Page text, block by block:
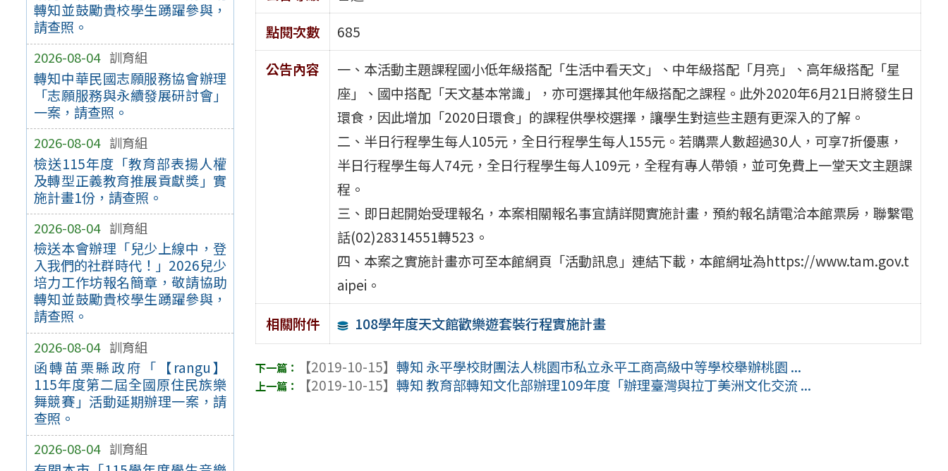
轉知並鼓勵貴校學生踴躍參與，
請查照。
2026-08-04 訓育組
轉知中華民國志願服務協會辦理
「志願服務與永續發展研討會」
一案，請查照。
2026-08-04 訓育組
檢送115年度「教育部表揚人權
及轉型正義教育推展貢獻獎」實
施計畫1份，請查照。
2026-08-04 訓育組
檢送本會辦理「兒少上線中，登
入我們的社群時代！」2026兒少
培力工作坊報名簡章，敬請協助
轉知並鼓勵貴校學生踴躍參與，
請查照。
2026-08-04 訓育組
函轉苗栗縣政府「【rangu】
115年度第二屆全國原住民族樂
舞競賽」活動延期辦理一案，請
查照。
2026-08-04 訓育組
點閱次數
685
公告內容
一、本活動主題課程國小低年級搭配「生活中看天文」、中年級搭配「月亮」、高年級搭配「星
座」、國中搭配「天文基本常識」，亦可選擇其他年級搭配之課程。此外2020年6月21日將發生日
環食，因此增加「2020日環食」的課程供學校選擇，讓學生對這些主題有更深入的了解。
二、半日行程學生每人105元，全日行程學生每人155元。若購票人數超過30人，可享7折優惠，
半日行程學生每人74元，全日行程學生每人109元，全程有專人帶領，並可免費上一堂天文主題課
程。
三、即日起開始受理報名，本案相關報名事宜請詳閱實施計畫，預約報名請電洽本館票房，聯繫電
話(02)28314551轉523。
四、本案之實施計畫亦可至本館網頁「活動訊息」連結下載，本館網址為https://www.tam.gov.t
aipei。
相關附件
108學年度天文館歡樂遊套裝行程實施計畫
【2019-10-15】轉知 永平學校財團法人桃園市私立永平工商高級中等學校舉辦桃園 ...
【2019-10-15】轉知 教育部轉知文化部辦理109年度「辦理臺灣與拉丁美洲文化交流 ...